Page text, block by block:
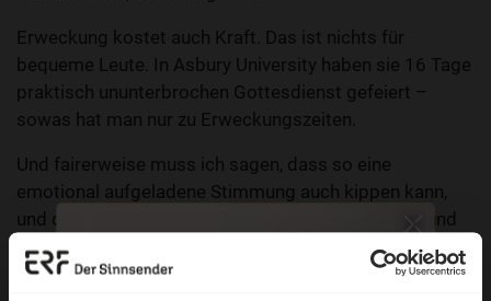
Erweckung kostet auch Kraft. Das ist nichts für
bequeme Leute. In Asbury University haben sie 16 Tage
praktisch ununterbrochen Gottesdienst gefeiert –
sowas hat man nur zu Erweckungszeiten.
Und fairerweise muss ich sagen, dass so eine
emotional aufgeladene Stimmung auch kippen kann,
und dann von Begeisterung zu Übermut und Zorn, und
sogar Aufständen, führen kann. Und sowas wollten die
Sadduzäer alles gar nicht. Und deshalb legten sie Hand